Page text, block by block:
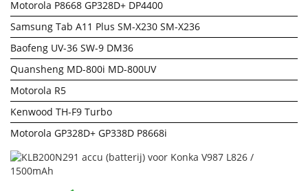
Motorola P8668 GP328D+ DP4400
Samsung Tab A11 Plus SM-X230 SM-X236
Baofeng UV-36 SW-9 DM36
Quansheng MD-800i MD-800UV
Motorola R5
Kenwood TH-F9 Turbo
Motorola GP328D+ GP338D P8668i